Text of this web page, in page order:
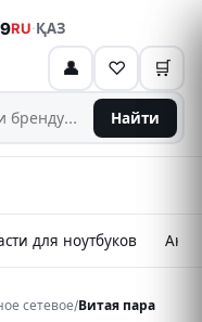
Найти
RU·ҚАЗ
👤 ♡ 🛒
для ноутбуков
сетевое/Витая пара